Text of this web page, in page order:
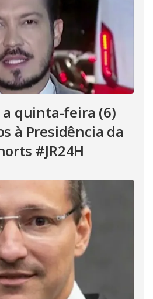
quinta-feira (6)
à Presidência da
#JR24H